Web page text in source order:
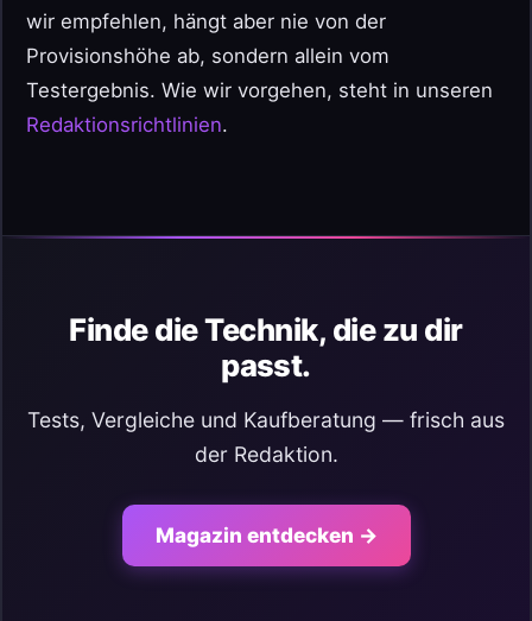
wir empfehlen, hängt aber nie von der
Provisionshöhe ab, sondern allein vom
Testergebnis. Wie wir vorgehen, steht in unseren
Redaktionsrichtlinien.
Finde die Technik, die zu dir
passt.
Tests, Vergleiche und Kaufberatung — frisch aus
der Redaktion.
Magazin entdecken →